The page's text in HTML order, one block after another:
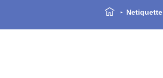
Netiquette